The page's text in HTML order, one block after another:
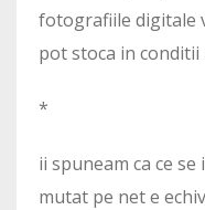
fotografiile digitale
pot stoca in conditii
*
ii spuneam ca ce
mutat pe net e